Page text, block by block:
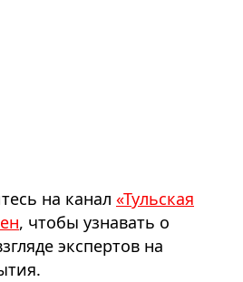
на канал «Тульская
, чтобы узнавать о
экспертов на